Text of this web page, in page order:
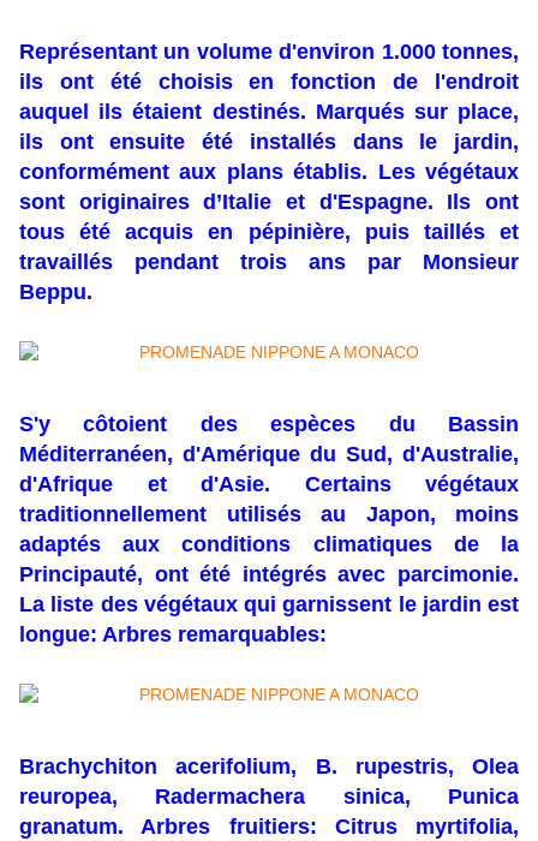
Représentant un volume d'environ 1.000 tonnes,
ils ont été choisis en fonction de l'endroit
auquel ils étaient destinés. Marqués sur place,
ils ont ensuite été installés dans le jardin,
conformément aux plans établis. Les végétaux
sont originaires d’Italie et d'Espagne. Ils ont
tous été acquis en pépinière, puis taillés et
travaillés pendant trois ans par Monsieur
Beppu.
S'y côtoient des espèces du Bassin
Méditerranéen, d'Amérique du Sud, d'Australie,
d'Afrique et d'Asie. Certains végétaux
traditionnellement utilisés au Japon, moins
adaptés aux conditions climatiques de la
Principauté, ont été intégrés avec parcimonie.
La liste des végétaux qui garnissent le jardin est
longue: Arbres remarquables:
Brachychiton acerifolium, B. rupestris, Olea
reuropea, Radermachera sinica, Punica
granatum. Arbres fruitiers: Citrus myrtifolia,